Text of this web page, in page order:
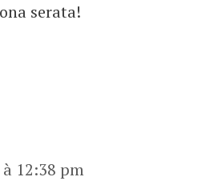
serata!
12:38 pm